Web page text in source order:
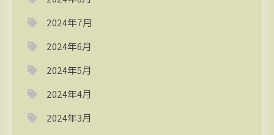
2024年7月
2024年6月
2024年5月
2024年4月
2024年3月